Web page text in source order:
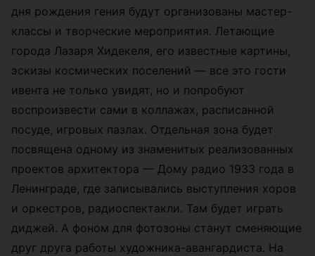
дня рождения гения будут организованы мастер-
классы и творческие мероприятия. Летающие
города Лазаря Хидекеля, его известные картины,
эскизы космических поселений — все это гости
ивента не только увидят, но и попробуют
воспроизвести сами в коллажах, расписанной
посуде, игровых пазлах. Отдельная зона будет
посвящена одному из знаменитых реализованных
проектов архитектора — Дому радио 1933 года в
Ленинграде, где записывались выступления хоров
и оркестров, радиоспектакли. Там будет играть
диджей. А фоном для фотозоны станут сменяющие
друг друга работы художника-авангардиста. На